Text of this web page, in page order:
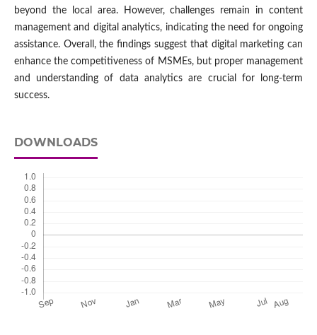
beyond the local area. However, challenges remain in content
management and digital analytics, indicating the need for ongoing
assistance. Overall, the findings suggest that digital marketing can
enhance the competitiveness of MSMEs, but proper management
and understanding of data analytics are crucial for long-term
success.
DOWNLOADS